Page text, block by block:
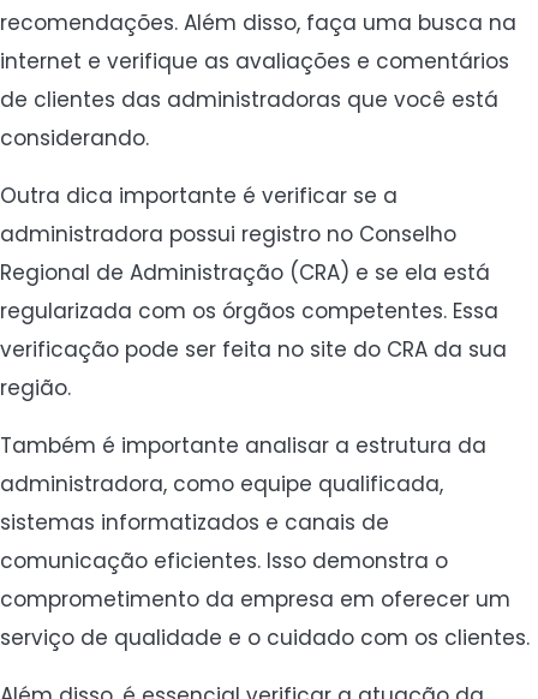
recomendações. Além disso, faça uma busca na
internet e verifique as avaliações e comentários
de clientes das administradoras que você está
considerando.
Outra dica importante é verificar se a
administradora possui registro no Conselho
Regional de Administração (CRA) e se ela está
regularizada com os órgãos competentes. Essa
verificação pode ser feita no site do CRA da sua
região.
Também é importante analisar a estrutura da
administradora, como equipe qualificada,
sistemas informatizados e canais de
comunicação eficientes. Isso demonstra o
comprometimento da empresa em oferecer um
serviço de qualidade e o cuidado com os clientes.